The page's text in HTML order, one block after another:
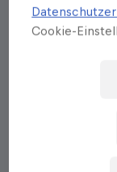
Cookie-